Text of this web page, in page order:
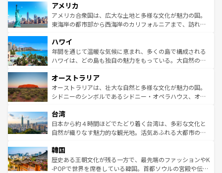
ンツ一覧を参照してほしい。
の建物がそのまま残る町や、スイスならではのユニークな
博物館もあり、アルプス観光だけでなく町歩きも満喫する
ことができる。国民の所得が高いため物価も高いが、旅行
ば市内交通費無料で観光を楽しむこともできる。 なお、新
着のスイス情報はコンテンツ一覧 を参照してほしい。
アメリカ
アメリカ合衆国は、広大な土地と多様な文化が魅力の国。
東海岸の都市部から西海岸のカリフォルニアまで、訪れる
のような巨大都市は、観光、ショッピング、エンターテイ
ンメントが詰まった刺激的なスポットだ。一方、アメリカ
西部には大自然が広がり、グランドキャニオンやイエロー
部のニューオーリンズでは、音楽と美食が融合した独特の
文化が魅力。旅行者はアメリカの各地域で異なる魅力を楽
しみながら、その多様性と豊かな歴史を感じることができ
ならではの贅沢な旅のスタイルだ。 なお、新着のアメリカ
情報はコンテンツ一覧を参照してほしい。
ハワイ
年間を通じて温暖な気候に恵まれ、多くの島で構成される
ハワイは、どの島も独自の魅力をもっている。大自然の神
ワイ島は見逃せない。また、定番の観光地といえばオアフ
島だが、静かな自然を求めるならマウイ島やカウアイ島が
おすすめ。エメラルドグリーンに輝く海をはじめ、豊かな
れるおもてなしの心で訪れる人々を迎えてくれるハワイの
人々、おいしいローカルフードやハワイアンミュージッ
ク、伝統的なフラダンスなど、すべてがハワイの魅力を彩
ワイを、存分に味わってほしい。 なお、新着のハワイ情報
はコンテンツ一覧を参照してほしい。
オーストラリア
オーストラリアは、壮大な自然と多様な文化が魅力の国。
シドニーのシンボルであるシドニー・オペラハウス、オー
リアリーフや大陸中央部にそびえるウルル（エアーズロッ
ク）、タスマニアの美しい原生林やケアンズの熱帯雨林な
ど、見どころがたくさん。また、カフェやワイン、オージ
いる。アクティビティも充実しており、サーフィンやダイ
ビング、ハイキングなど、アウトドア好きにはたまらな
い。オーストラリアの多彩な魅力を存分に味わいつくそ
台湾
日本から約４時間ほどでたどり着く台湾は、多彩な文化と
自然が織りなす魅力的な観光地。活気あふれる大都市の台
ン）、静ひつな山岳地帯である台湾東部など、都市の喧騒
と山間の静けさが共存しており、訪れる人に新しい発見と
驚きをもたらしてくれる。また、奥深い台湾の食文化も魅
韓国
歴史ある王朝文化が残る一方で、最先端のファッションやK
-POPで世界を席巻している韓国。首都ソウルの宮殿や伝統